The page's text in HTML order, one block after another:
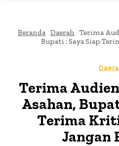
Beranda Daerah
Terima
Bupati : Saya Siap
Terima
Asahan,
Terima
Jangan